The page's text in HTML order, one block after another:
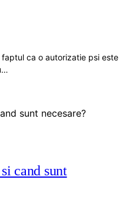
ca o autorizatie psi este
cand sunt